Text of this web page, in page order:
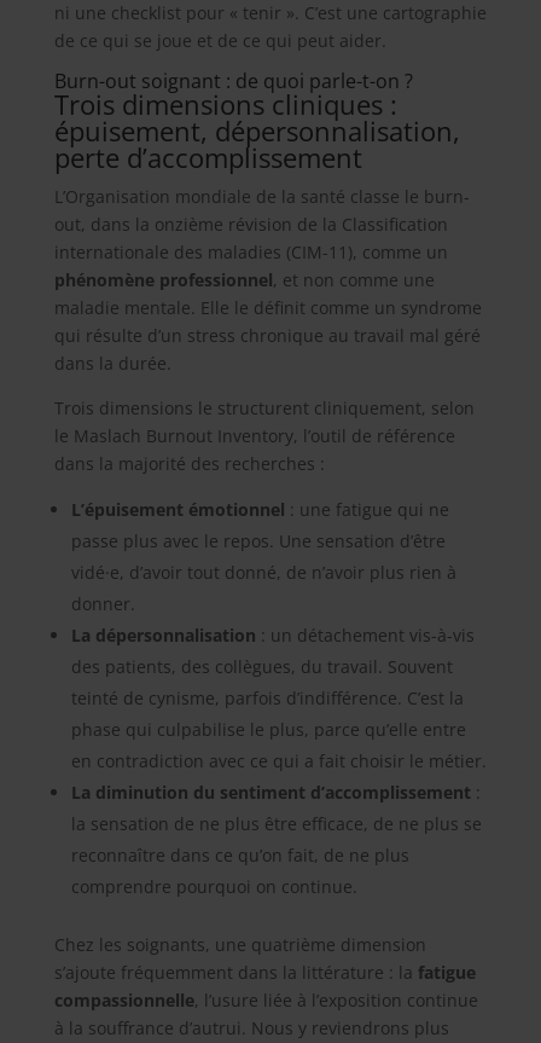
ni une checklist pour « tenir ». C’est une cartographie
de ce qui se joue et de ce qui peut aider.
Burn-out soignant : de quoi parle-t-on ?
Trois dimensions cliniques :
épuisement, dépersonnalisation,
perte d’accomplissement
L’Organisation mondiale de la santé classe le burn-
out, dans la onzième révision de la Classification
internationale des maladies (CIM-11), comme un
phénomène professionnel, et non comme une
maladie mentale. Elle le définit comme un syndrome
qui résulte d’un stress chronique au travail mal géré
dans la durée.
Trois dimensions le structurent cliniquement, selon
le Maslach Burnout Inventory, l’outil de référence
dans la majorité des recherches :
L’épuisement émotionnel : une fatigue qui ne
passe plus avec le repos. Une sensation d’être
vidé·e, d’avoir tout donné, de n’avoir plus rien à
donner.
La dépersonnalisation : un détachement vis-à-vis
des patients, des collègues, du travail. Souvent
teinté de cynisme, parfois d’indifférence. C’est la
phase qui culpabilise le plus, parce qu’elle entre
en contradiction avec ce qui a fait choisir le métier.
La diminution du sentiment d’accomplissement :
la sensation de ne plus être efficace, de ne plus se
reconnaître dans ce qu’on fait, de ne plus
comprendre pourquoi on continue.
Chez les soignants, une quatrième dimension
s’ajoute fréquemment dans la littérature : la fatigue
compassionnelle, l’usure liée à l’exposition continue
à la souffrance d’autrui. Nous y reviendrons plus